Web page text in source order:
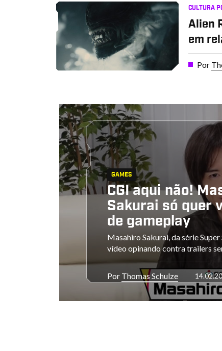
CULTURA
Alien
em
Por
GAMES
CGI aqui não!
Sakurai só quer
de gameplay
Masahiro Sakurai, da série
vídeo opinando contra trailers
Por Thomas Schulze